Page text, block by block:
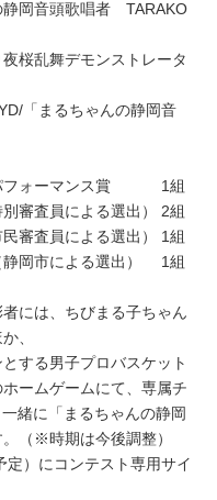
唱者 TARAKO
舞デモンストレータ
ゃんの静岡音
フォーマンス賞 1組
員による選出） 2組
員による選出） 1組
市による選出） 1組
には、ちびまる子ちゃん
、
男子プロバスケット
ームゲームにて、専属チ
緒に「まるちゃんの静岡
（※時期は今後調整）
）にコンテスト専用サイ